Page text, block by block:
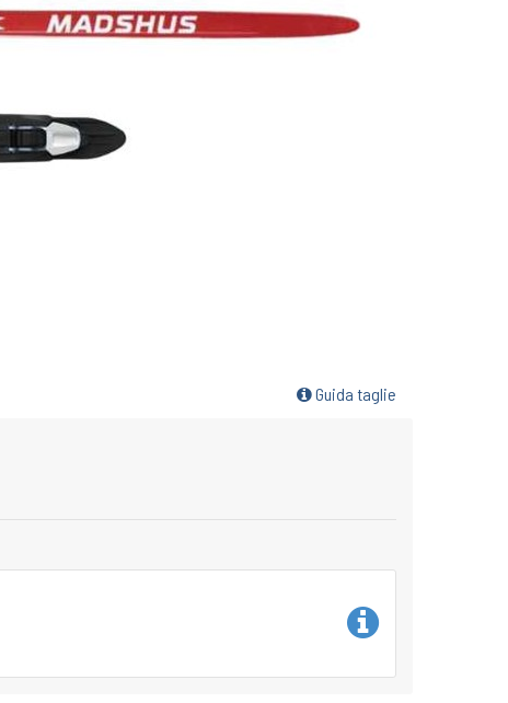
Guida taglie